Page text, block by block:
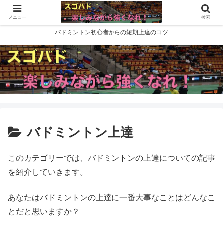
バドミントン初心者からの短期上達のコツ
バドミントン上達
このカテゴリーでは、バドミントンの上達についての記事
を紹介していきます。
あなたはバドミントンの上達に一番大事なことはどんなこ
とだと思いますか？
メニュー 検索